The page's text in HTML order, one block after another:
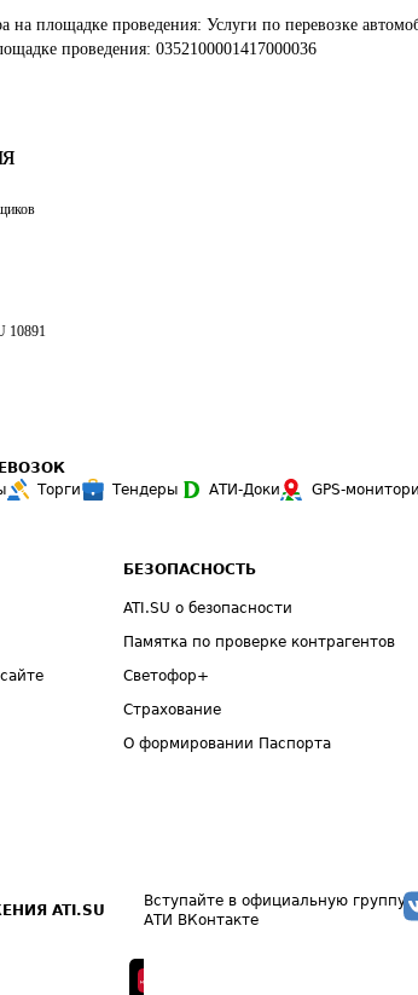
на площадке проведения: Услуги по перевозке
проведения: 0352100001417000036
10891
Торги Тендеры АТИ-Доки GPS-
БЕЗОПАСНОСТЬ
ATI.SU о безопасности
Памятка по проверке контрагентов
Светофор+
Страхование
О формировании Паспорта
ATI.SU
Вступайте в официальную группу
АТИ ВКонтакте